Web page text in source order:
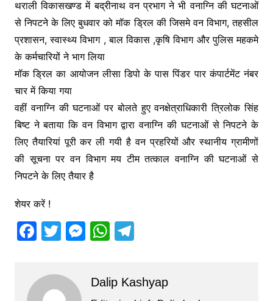
k
er
थराली विकासखण्ड में बद्रीनाथ वन प्रभाग ने भी वनाग्नि की घटनाओं
से निपटने के लिए बुधवार को मॉक ड्रिल की जिसमे वन विभाग, तहसील
प्रशासन, स्वास्थ्य विभाग , बाल विकास ,कृषि विभाग और पुलिस महकमे
के कर्मचारियों ने भाग लिया
मॉक ड्रिल का आयोजन लीसा डिपो के पास पिंडर पार कंपार्टमेंट नंबर
चार में किया गया
वहीं वनाग्नि की घटनाओं पर बोलते हुए वनक्षेत्राधिकारी त्रिलोक सिंह
बिष्ट ने बताया कि वन विभाग द्वारा वनाग्नि की घटनाओं से निपटने के
लिए तैयारियां पूरी कर ली गयी है वन प्रहरियों और स्थानीय ग्रामीणों
की सूचना पर वन विभाग मय टीम तत्काल वनाग्नि की घटनाओं से
निपटने के लिए तैयार है
शेयर करें !
F
c
e
T
itt
er
M
s
W
s
T
gr
Dalip Kashyap